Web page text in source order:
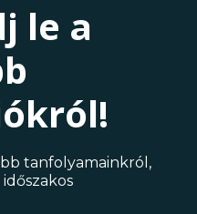
le a
tanfolyamainkról,